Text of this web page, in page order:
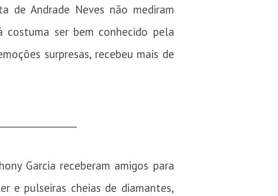
de Andrade Neves não mediram
costuma ser bem conhecido pela
surpresas, recebeu mais de
Garcia receberam amigos para
e pulseiras cheias de diamantes,